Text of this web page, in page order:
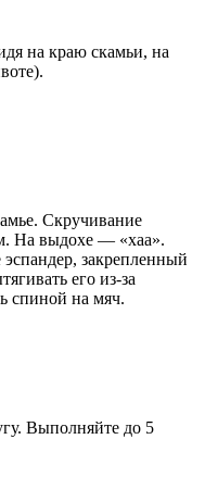
на краю скамьи, на
Скручивание
На выдохе — «хаа».
закрепленный
его из-за
спиной на мяч.
Выполняйте до 5